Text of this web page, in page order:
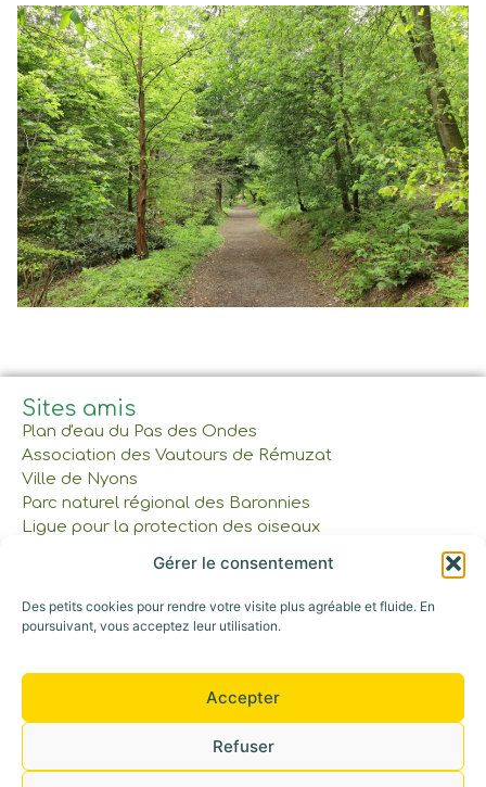
Gérer le consentement
Des petits cookies pour rendre votre visite plus agréable et fluide. En
poursuivant, vous acceptez leur utilisation.
Accepter
Refuser
Sites amis
Plan d'eau du Pas des Ondes
Association des Vautours de Rémuzat
Ville de Nyons
Parc naturel régional des Baronnies
Ligue pour la protection des oiseaux
Réservations et tarifs
Nos cabanes et tente
Appelez-nous au : 06 42 30 53 52